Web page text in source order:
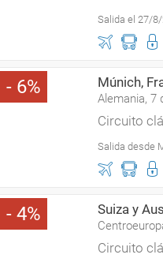
Salida el 27/
6 Múnich,
Alemania, 7
Circuito
Salida desde
4 Suiza y
Circuito